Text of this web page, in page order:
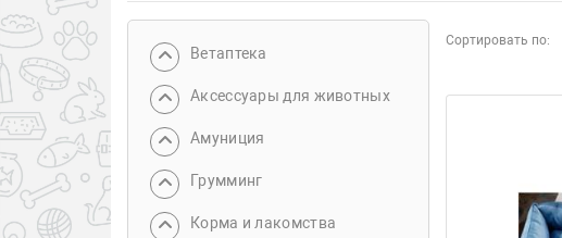
Bетаптека
Аксессуары для животных
Амуниция
Грумминг
Корма и лакомства
Сортировать по: